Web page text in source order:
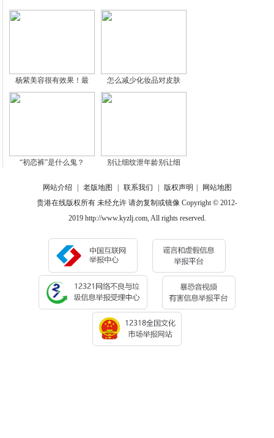
杨紫美容很有效果！最 怎么减少化妆品对皮肤
“初恋裤”是什么鬼？ 别让细纹泄年龄别让细
网站介绍 老版地图 联系我们 版权声明
网站地图
贵港在线版权所有 未经允许 请勿复制或镜像 Copyright © 2012-
2019 http://www.kyzlj.com, All rights reserved.